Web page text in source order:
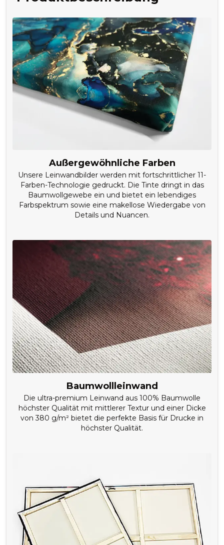
Außergewöhnliche Farben
Unsere Leinwandbilder werden mit fortschrittlicher 11-
Farben-Technologie gedruckt. Die Tinte dringt in das
Baumwollgewebe ein und bietet ein lebendiges
Farbspektrum sowie eine makellose Wiedergabe von
Details und Nuancen.
Baumwollleinwand
Die ultra-premium Leinwand aus 100% Baumwolle
höchster Qualität mit mittlerer Textur und einer Dicke
von 380 g/m² bietet die perfekte Basis für Drucke in
höchster Qualität.